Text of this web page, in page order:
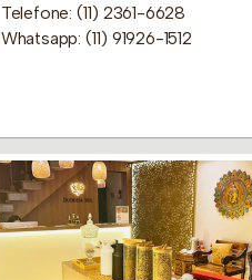
Telefone: (11) 2361-6628
Whatsapp: (11) 91926-1512